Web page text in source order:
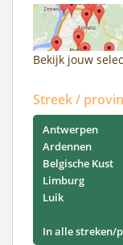
Bekijk jouw
Streek /
Antwerpen
Ardennen
Belgische Kust
Limburg
Luik
In alle streken/